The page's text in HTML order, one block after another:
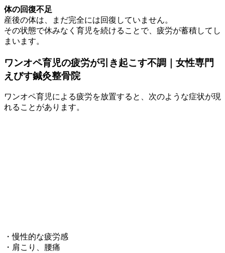
体の回復不足
産後の体は、まだ完全には回復していません。
その状態で休みなく育児を続けることで、疲労が蓄積してし
まいます。
ワンオペ育児の疲労が引き起こす不調｜女性専門
えびす鍼灸整骨院
ワンオペ育児による疲労を放置すると、次のような症状が現
れることがあります。
・慢性的な疲労感
・肩こり、腰痛